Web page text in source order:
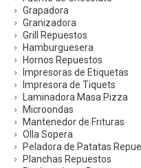
Grapadora
Granizadora
Grill Repuestos
Hamburguesera
Hornos Repuestos
Impresoras de Etiquetas
Impresora de Tiquets
Laminadora Masa Pizza
Microondas
Mantenedor de Frituras
Olla Sopera
Peladora de Patatas
Planchas Repuestos